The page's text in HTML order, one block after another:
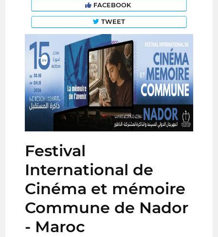
FACEBOOK
TWEET
Festival
International de
Cinéma et mémoire
Commune de Nador
- Maroc